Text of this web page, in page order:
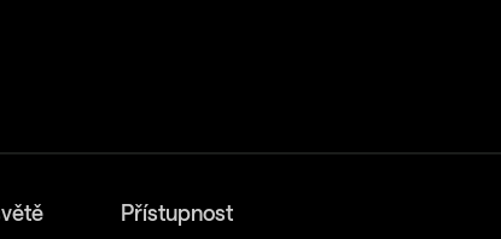
Přístupnost